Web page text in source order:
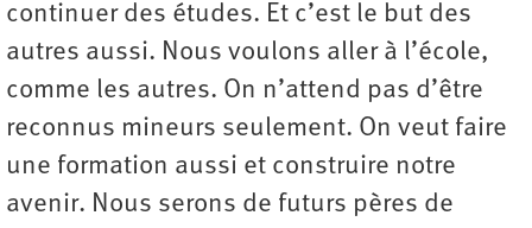
continuer des études. Et c’est le but des
autres aussi. Nous voulons aller à l’école,
comme les autres. On n’attend pas d’être
reconnus mineurs seulement. On veut faire
une formation aussi et construire notre
avenir. Nous serons de futurs pères de